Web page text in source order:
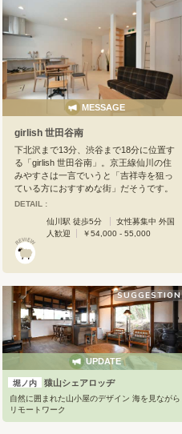
MESSAGE
girlish 世田谷南
下北沢まで13分、渋谷まで18分に位置す
る「girlish 世田谷南」。京王線仙川の住
みやすさは一言でいうと「吉祥寺を狙っ
ている方におすすめな街」だそうです。
品の良い大学も多いためか、街全体がオ
気でありながら、大型スーパーが4つあ
り商店街も活気がある上、スポーツクラ
ブなどもしっかりあり、とても暮らしや
すい場所です。難点をあげるとすれば、
かないことでしょうか。そんなニーズに
こたえ、「girlish 世田谷南」は駅から徒
歩5分。周辺には、お洒落なカフェや週
末にイベントを行うスペース等ガーリー
な女子心、惹かれる場所に、2016年7月
新築シェアとして誕生しました。「ただ
いま。」と玄関の扉を開くと「おかえり
なさい。」とダイニングキッチンでくつ
ろぐシェアメイトの温かな声にホッとす
る。会社の仲間でもなく、家族でもない
DETAIL :
仙川駅 徒歩5分
女性募集中 外国
人歓迎
￥54,000 - 55,000
SUGGESTION
UPDATE
堀ノ内 猿山シェアロッヂ
自然に囲まれた山小屋のデザイン 海を見ながら
リモートワーク